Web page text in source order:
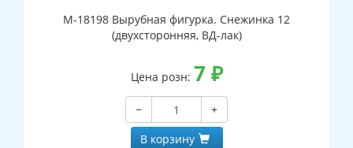
М-18198 Вырубная фигурка. Снежинка 12
(двухсторонняя, ВД-лак)
Цена розн: 7 ₽
−
+
В корзину